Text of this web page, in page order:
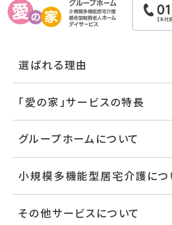
選ばれる理由
「愛の家」サービスの特長
グループホームについて
小規模多機能型居宅介護につ
その他サービスについて